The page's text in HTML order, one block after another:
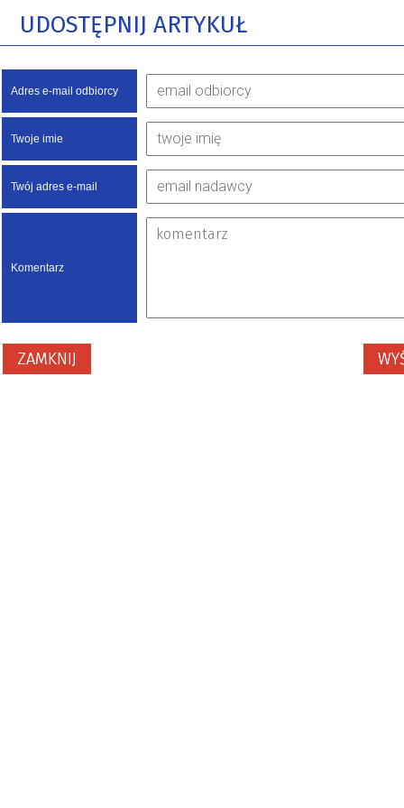
UDOSTĘPNIJ ARTYKUŁ
Adres e-mail odbiorcy
Twoje imie
Twój adres e-mail
Komentarz